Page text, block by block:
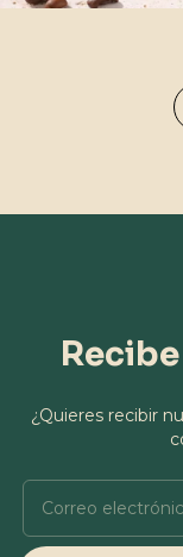
¿Quieres recibir